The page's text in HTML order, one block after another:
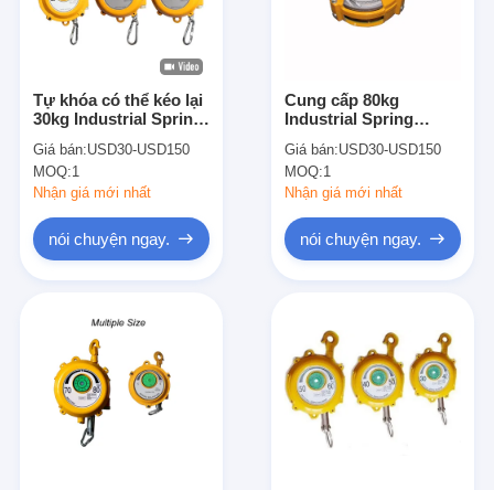
Sản phẩm
Về chúng tôi
Tham quan nhà máy
Tự khóa có thể kéo lại
30kg Industrial Spring
phê duyệt
Giá bán:USD30-USD150
MOQ:1
Nhận giá mới nhất
nói chuyện ngay.
Cung cấp 80kg
Industrial Spring
Load Balancer
Giá bán:USD30-USD150
MOQ:1
Nhận giá mới nhất
nói chuyện ngay.